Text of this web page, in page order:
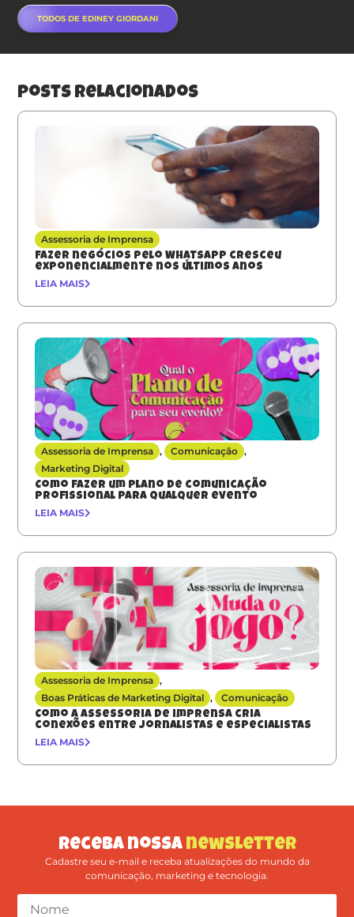
TODOS DE EDINEY GIORDANI
posts relacionados
Assessoria de Imprensa
Fazer negócios pelo Whatsapp cresceu
exponencialmente nos últimos anos
LEIA MAIS
Assessoria de Imprensa , Comunicação ,
Marketing Digital
Como fazer um plano de comunicação
profissional para qualquer evento
LEIA MAIS
Assessoria de Imprensa ,
Boas Práticas de Marketing Digital , Comunicação
Como a assessoria de imprensa cria
conexões entre jornalistas e especialistas
LEIA MAIS
Receba nossa newsletter
Cadastre seu e-mail e receba atualizações do mundo da
comunicação, marketing e tecnologia.